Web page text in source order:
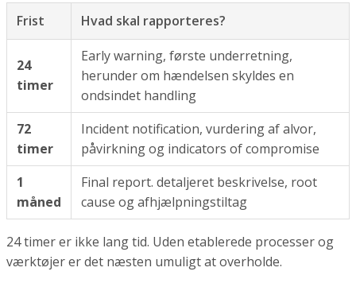
Frist Hvad skal rapporteres?
24
timer
Early warning, første underretning,
herunder om hændelsen skyldes en
ondsindet handling
72
timer
Incident notification, vurdering af alvor,
påvirkning og indicators of compromise
1
måned
Final report. detaljeret beskrivelse, root
cause og afhjælpningstiltag
24 timer er ikke lang tid. Uden etablerede processer og
værktøjer er det næsten umuligt at overholde.